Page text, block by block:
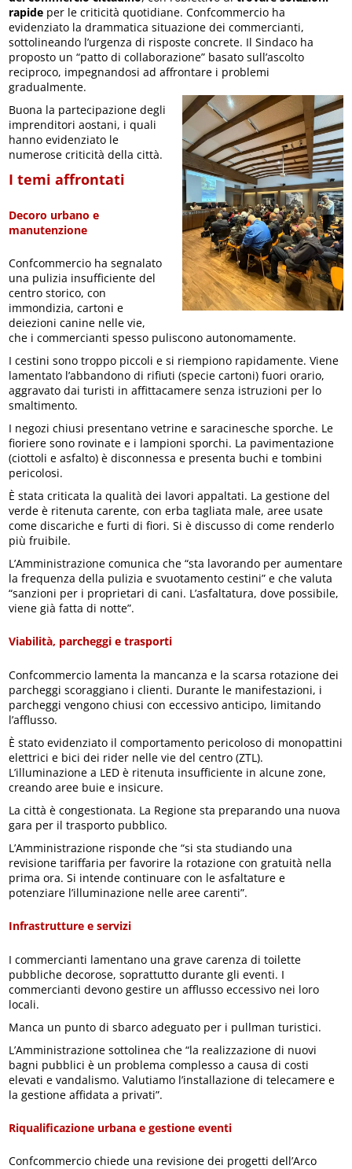
rapide per le criticità quotidiane. Confcommercio ha
evidenziato la drammatica situazione dei commercianti,
sottolineando l’urgenza di risposte concrete. Il Sindaco ha
proposto un “patto di collaborazione” basato sull’ascolto
reciproco, impegnandosi ad affrontare i problemi
gradualmente.
Buona la partecipazione degli
imprenditori aostani, i quali
hanno evidenziato le
numerose criticità della città.
I temi affrontati
Decoro urbano e
manutenzione
Confcommercio ha segnalato
una pulizia insufficiente del
centro storico, con
immondizia, cartoni e
deiezioni canine nelle vie,
che i commercianti spesso puliscono autonomamente.
I cestini sono troppo piccoli e si riempiono rapidamente. Viene
lamentato l’abbandono di rifiuti (specie cartoni) fuori orario,
aggravato dai turisti in affittacamere senza istruzioni per lo
smaltimento.
I negozi chiusi presentano vetrine e saracinesche sporche. Le
fioriere sono rovinate e i lampioni sporchi. La pavimentazione
(ciottoli e asfalto) è disconnessa e presenta buchi e tombini
pericolosi.
È stata criticata la qualità dei lavori appaltati. La gestione del
verde è ritenuta carente, con erba tagliata male, aree usate
come discariche e furti di fiori. Si è discusso di come renderlo
più fruibile.
L’Amministrazione comunica che “sta lavorando per aumentare
la frequenza della pulizia e svuotamento cestini” e che valuta
“sanzioni per i proprietari di cani. L’asfaltatura, dove possibile,
viene già fatta di notte”.
Viabilità, parcheggi e trasporti
Confcommercio lamenta la mancanza e la scarsa rotazione dei
parcheggi scoraggiano i clienti. Durante le manifestazioni, i
parcheggi vengono chiusi con eccessivo anticipo, limitando
l’afflusso.
È stato evidenziato il comportamento pericoloso di monopattini
elettrici e bici dei rider nelle vie del centro (ZTL).
L’illuminazione a LED è ritenuta insufficiente in alcune zone,
creando aree buie e insicure.
La città è congestionata. La Regione sta preparando una nuova
gara per il trasporto pubblico.
L’Amministrazione risponde che “si sta studiando una
revisione tariffaria per favorire la rotazione con gratuità nella
prima ora. Si intende continuare con le asfaltature e
potenziare l’illuminazione nelle aree carenti”.
Infrastrutture e servizi
I commercianti lamentano una grave carenza di toilette
pubbliche decorose, soprattutto durante gli eventi. I
commercianti devono gestire un afflusso eccessivo nei loro
locali.
Manca un punto di sbarco adeguato per i pullman turistici.
L’Amministrazione sottolinea che “la realizzazione di nuovi
bagni pubblici è un problema complesso a causa di costi
elevati e vandalismo. Valutiamo l’installazione di telecamere e
la gestione affidata a privati”.
Riqualificazione urbana e gestione eventi
Confcommercio chiede una revisione dei progetti dell’Arco